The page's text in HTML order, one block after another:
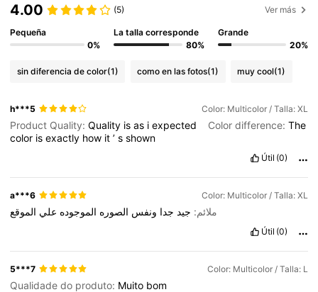
4.00 (5) Ver más
Pequeña
0%
La talla corresponde
80%
Grande
20%
sin diferencia de color(1) como en las fotos(1) muy cool(1)
h***5 Color: Multicolor / Talla: XL
Product Quality:Quality isas iexpected Color difference:The
color isexactly how it’sshown
Útil (0)
a***6 Color: Multicolor / Talla: XL
ملائم: جيد جدا ونفس الصوره الموجوده علي الموقع
Útil (0)
5***7 Color: Multicolor / Talla: L
Qualidade do produto: Muito bom